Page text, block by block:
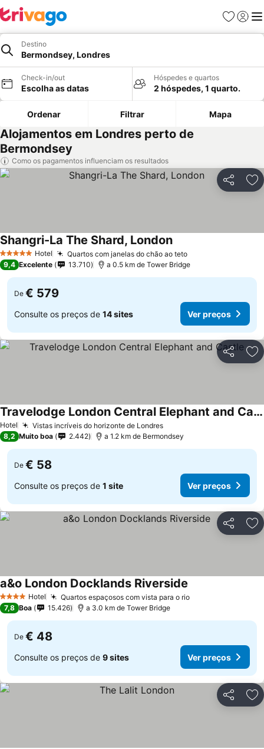
Favoritos
Iniciar
Destino
Bermondsey, Londres
Check-in/out
Escolha as datas
Hóspedes e quartos
2 hóspedes, 1 quarto.
Ordenar Filtrar Mapa
Alojamentos em Londres perto de
Bermondsey
Como os pagamentos influenciam os resultados
Partilhar
5 Estrelas Hotel Quartos com janelas do chão ao teto
Shangri-La The Shard, London
9,4 Excelente 13.710 a 0.5 km de Tower Bridge
De € 579
Consulte os preços de 14 sites Ver preços
Partilhar
Hotel Vistas incríveis do horizonte de Londres
Travelodge London Central Elephant and Castle
8,2 Muito boa 2.442 a 1.2 km de Bermondsey
De € 58
Consulte os preços de 1 site Ver preços
Partilhar
4 EstrelasHotel Quartos espaçosos com vista para o rio
a&o London Docklands Riverside
7,8 Boa 15.426 a 3.0 km de Tower Bridge
De € 48
Consulte os preços de 9 sites Ver preços
Partilhar